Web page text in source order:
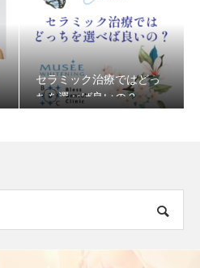
セラミック治療ではどっ
ちを選べば良いの？